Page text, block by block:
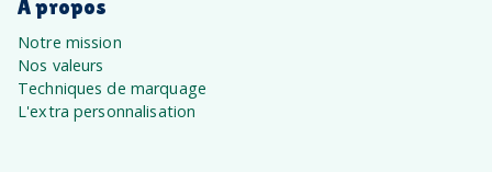
À propos
Notre mission
Nos valeurs
Techniques de marquage
L'extra personnalisation